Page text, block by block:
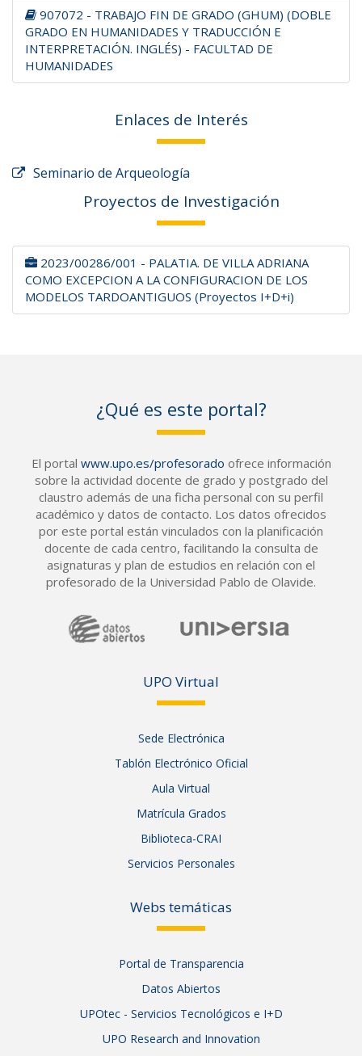
907072 - TRABAJO FIN DE GRADO (GHUM) (DOBLE
GRADO EN HUMANIDADES Y TRADUCCIÓN E
INTERPRETACIÓN. INGLÉS) - FACULTAD DE
HUMANIDADES
Enlaces de Interés
Seminario de Arqueología
Proyectos de Investigación
2023/00286/001 - PALATIA. DE VILLA ADRIANA
COMO EXCEPCION A LA CONFIGURACION DE LOS
MODELOS TARDOANTIGUOS (Proyectos I+D+i)
¿Qué es este portal?
El portal www.upo.es/profesorado ofrece información
sobre la actividad docente de grado y postgrado del
claustro además de una ficha personal con su perfil
académico y datos de contacto. Los datos ofrecidos
por este portal están vinculados con la planificación
docente de cada centro, facilitando la consulta de
asignaturas y plan de estudios en relación con el
profesorado de la Universidad Pablo de Olavide.
UPO Virtual
Sede Electrónica
Tablón Electrónico Oficial
Aula Virtual
Matrícula Grados
Biblioteca-CRAI
Servicios Personales
Webs temáticas
Portal de Transparencia
Datos Abiertos
UPOtec - Servicios Tecnológicos e I+D
UPO Research and Innovation